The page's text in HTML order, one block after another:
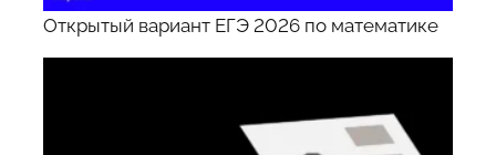
Открытый вариант ЕГЭ 2026 по математике